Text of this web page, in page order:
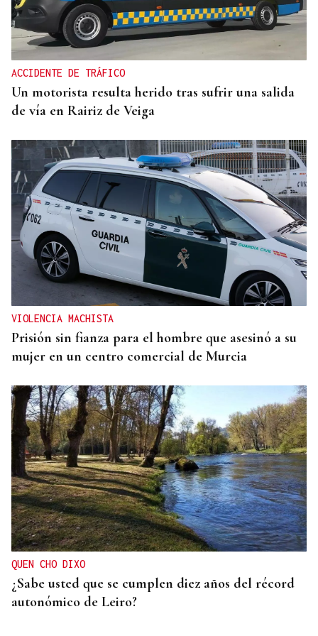
SEGURIDAD INFANTIL
Un tribunal de Estados Unidos multa a Meta con
567 millones de dólares por perjudicar la salud
mental de los menores
ACCIDENTE DE TRÁFICO
Un motorista resulta herido tras sufrir una salida
de vía en Rairiz de Veiga
VIOLENCIA MACHISTA
Prisión sin fianza para el hombre que asesinó a su
mujer en un centro comercial de Murcia
QUEN CHO DIXO
¿Sabe usted que se cumplen diez años del récord
autonómico de Leiro?